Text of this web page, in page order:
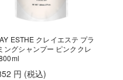
ESTHE クレイエステ プラ
ングシャンプー ピンククレ
円 (税込)